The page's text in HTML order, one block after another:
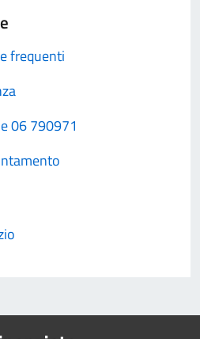
frequenti
06 790971